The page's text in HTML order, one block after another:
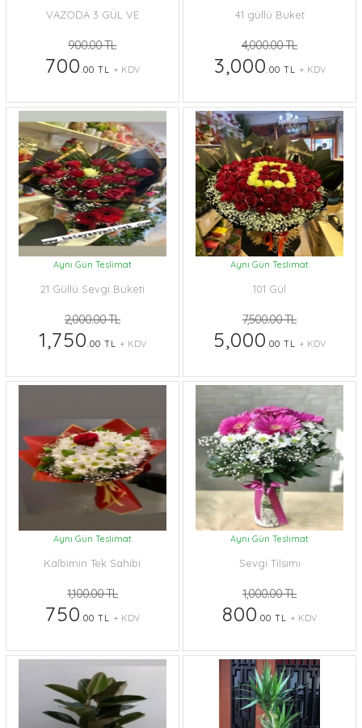
VAZODA 3 GÜL VE
900.00 TL
700.00 TL + KDV
41 güllü Buket
4,000.00 TL
3,000.00 TL + KDV
Aynı Gün Teslimat
21 Güllü Sevgi Buketi
2,000.00 TL
1,750.00 TL + KDV
Aynı Gün Teslimat
101 Gül
7,500.00 TL
5,000.00 TL+ KDV
Aynı Gün Teslimat
Kalbimin Tek Sahibi
1,100.00 TL
750.00 TL + KDV
Aynı Gün Teslimat
Sevgi Tılsımı
1,000.00 TL
800.00 TL+ KDV